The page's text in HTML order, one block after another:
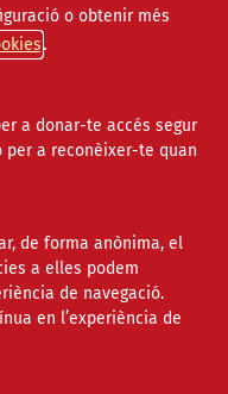
o obtenir més
a donar-te accés segur
per a reconèixer-te quan
de forma anònima, el
a elles podem
de navegació.
en l’experiència de
| Tecnològic |
|
han de